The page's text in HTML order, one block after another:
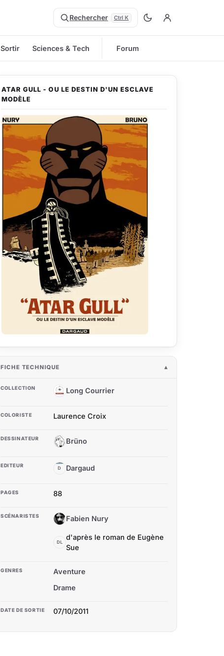
Rechercher Ctrl K
Sortir Sciences & Tech Forum
ATAR GULL - OU LE DESTIN D'UN ESCLAVE
MODÈLE
FICHE TECHNIQUE
COLLECTION LC Long Courrier
COLORISTE Laurence Croix
DESSINATEUR B Brüno
EDITEUR D Dargaud
PAGES 88
SCÉNARISTES FN Fabien Nury
DL
d'après le roman de Eugène
Sue
GENRES
Aventure
Drame
DATE DE SORTIE 07/10/2011